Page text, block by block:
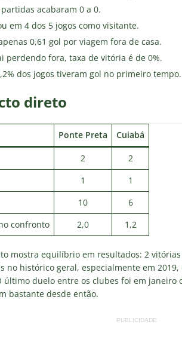
acabaram 0 a 0.
em 4 dos 5 jogos como visitante.
0,61 gol por viagem fora de casa.
perdendo fora, taxa de vitória é de 0%.
dos jogos tiveram gol no primeiro tempo.
direto
Ponte Preta Cuiabá
2
2
1
1
10
6
confronto
2,0 1,2
mostra equilíbrio em resultados: 2
no histórico geral, especialmente em
último duelo entre os clubes foi em janeiro
bastante desde então.
PUBLICIDADE